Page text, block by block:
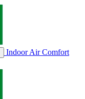
Indoor Air Comfort